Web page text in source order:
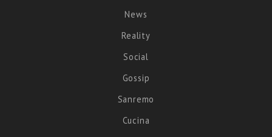
News
Reality
Social
Gossip
Sanremo
Cucina